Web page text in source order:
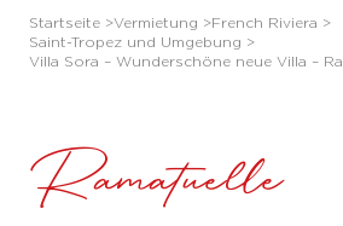
Startseite >Vermietung >French Riviera >
Saint-Tropez und Umgebung >
Villa Sora – Wunderschöne neue Villa –
Ramatuelle